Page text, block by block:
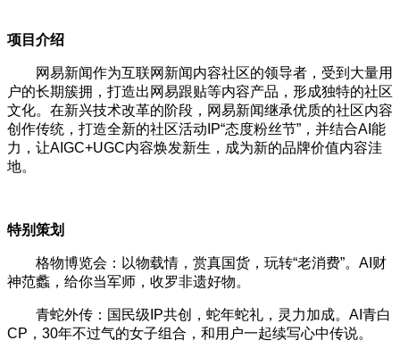
项目介绍
网易新闻作为互联网新闻内容社区的领导者，受到大量用
户的长期簇拥，打造出网易跟贴等内容产品，形成独特的社区
文化。在新兴技术改革的阶段，网易新闻继承优质的社区内容
创作传统，打造全新的社区活动IP“态度粉丝节”，并结合AI能
力，让AIGC+UGC内容焕发新生，成为新的品牌价值内容洼
地。
特别策划
格物博览会：以物载情，赏真国货，玩转“老消费”。AI财
神范蠡，给你当军师，收罗非遗好物。
青蛇外传：国民级IP共创，蛇年蛇礼，灵力加成。AI青白
CP，30年不过气的女子组合，和用户一起续写心中传说。